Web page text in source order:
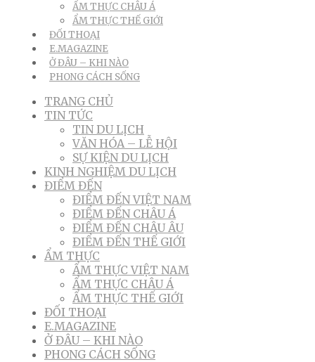
ẨM THỰC CHÂU Á
ẨM THỰC THẾ GIỚI
ĐỐI THOẠI
E.MAGAZINE
Ở ĐÂU – KHI NÀO
PHONG CÁCH SỐNG
TRANG CHỦ
TIN TỨC
TIN DU LỊCH
VĂN HÓA – LỄ HỘI
SỰ KIỆN DU LỊCH
KINH NGHIỆM DU LỊCH
ĐIỂM ĐẾN
ĐIỂM ĐẾN VIỆT NAM
ĐIỂM ĐẾN CHÂU Á
ĐIỂM ĐẾN CHÂU ÂU
ĐIỂM ĐẾN THẾ GIỚI
ẨM THỰC
ẨM THỰC VIỆT NAM
ẨM THỰC CHÂU Á
ẨM THỰC THẾ GIỚI
ĐỐI THOẠI
E.MAGAZINE
Ở ĐÂU – KHI NÀO
PHONG CÁCH SỐNG